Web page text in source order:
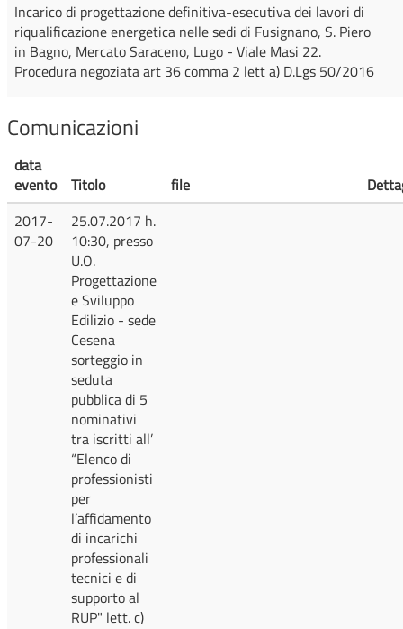
Incarico di progettazione definitiva-esecutiva dei lavori di
riqualificazione energetica nelle sedi di Fusignano, S. Piero
in Bagno, Mercato Saraceno, Lugo - Viale Masi 22.
Procedura negoziata art 36 comma 2 lett a) D.Lgs 50/2016
Comunicazioni
data
evento
Titolo file
2017-
07-20
25.07.2017 h.
10:30, presso
U.O.
Progettazione
e Sviluppo
Edilizio - sede
Cesena
sorteggio in
seduta
pubblica di 5
nominativi
tra iscritti all’
“Elenco di
professionisti
per
l’affidamento
di incarichi
professionali
tecnici e di
supporto al
RUP" lett. c)